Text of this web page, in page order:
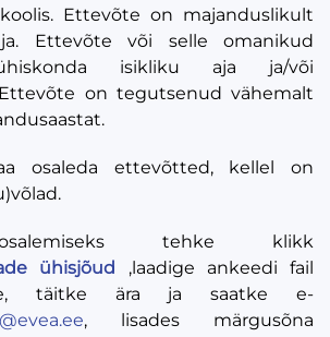
Ettevõte on majanduslikult
Ettevõte või selle omanikud
isikliku aja ja/või
on tegutsenud vähemalt
osaleda ettevõtted, kellel on
tehke klikk
ühisjõud ,laadige ankeedi fail
täitke ära ja saatke e-
, lisades märgusõna